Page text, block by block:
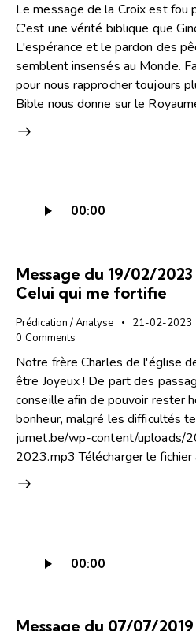
Le message de la Croix est fou
C'est une vérité biblique que
L'espérance et le pardon des
semblent insensés au Monde.
pour nous rapprocher toujours
Bible nous donne sur le
audio
00:00
Message du 19/02/
Celui qui me fortifie
Prédication / Analyse 21-02-2023
0 Comments
Notre frère Charles de l'église
être Joyeux ! De part des
conseille afin de pouvoir rester
bonheur, malgré les difficultés
jumet.be/wp-content/uploads/
2023.mp3 Télécharger le fichier
audio
00:00
Message du 07/07/